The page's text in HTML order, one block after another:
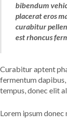
bibendum
placerat eros
curabitur
est rhoncus
Curabitur aptent
fermentum
tempus, donec elit
Lorem ipsum